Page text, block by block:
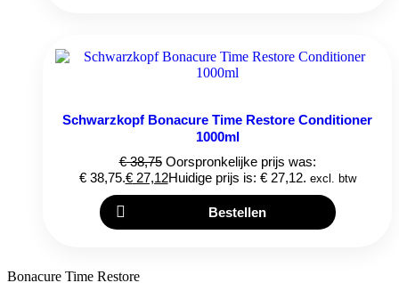
Schwarzkopf Bonacure Time Restore Conditioner
1000ml
€38,75 Oorspronkelijke prijs was:
€ 38,75.€27,12Huidige prijs is: € 27,12. excl. btw
Bestellen
Bonacure Time Restore